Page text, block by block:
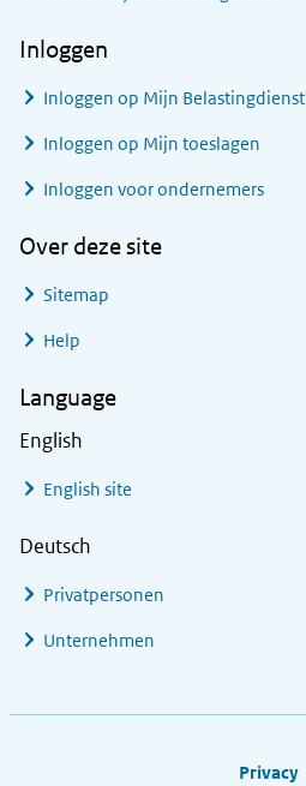
Inloggen
Inloggen op Mijn Belastingdienst
Inloggen op Mijn toeslagen
Inloggen voor ondernemers
Over deze site
Sitemap
Help
Language
English
English site
Deutsch
Privatpersonen
Unternehmen
Privacy